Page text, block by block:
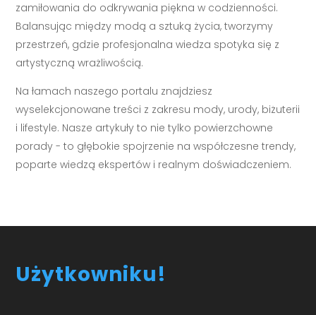
zamiłowania do odkrywania piękna w codzienności.
Balansując między modą a sztuką życia, tworzymy
przestrzeń, gdzie profesjonalna wiedza spotyka się z
artystyczną wrażliwością.
Na łamach naszego portalu znajdziesz
wyselekcjonowane treści z zakresu mody, urody, biżuterii
i lifestyle. Nasze artykuły to nie tylko powierzchowne
porady - to głębokie spojrzenie na współczesne trendy,
poparte wiedzą ekspertów i realnym doświadczeniem.
Użytkowniku!